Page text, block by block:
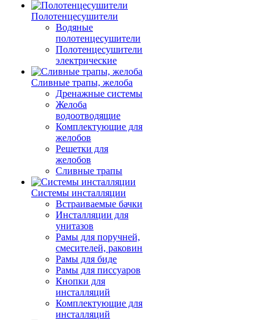
Полотенцесушители
Водяные
полотенцесушители
Полотенцесушители
электрические
Сливные трапы, желоба
Дренажные системы
Желоба
водоотводящие
Комплектующие для
желобов
Решетки для
желобов
Сливные трапы
Системы инсталляции
Встраиваемые бачки
Инсталляции для
унитазов
Рамы для поручней,
смесителей, раковин
Рамы для биде
Рамы для писсуаров
Кнопки для
инсталляций
Комплектующие для
инсталляций